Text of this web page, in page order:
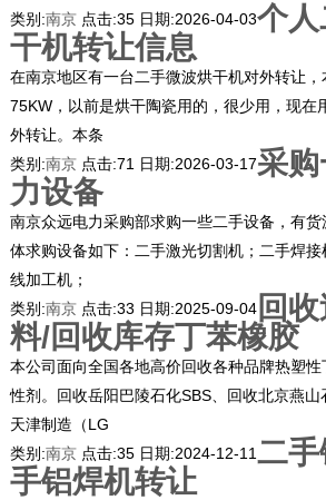
类别:南京 点击:35 日期:2026-04-03个
干机转让信息
在南京地区有一台二手微波烘干机对外转让
75KW，以前是烘干陶瓷用的，很少用，现在
外转让。本条
类别:南京 点击:71 日期:2026-03-17采
力设备
南京众远电力采购部求购一些二手设备，有
体求购设备如下：二手激光切割机；二手焊
线加工机；
类别:南京 点击:33 日期:2025-09-04 回
料/回收库存丁苯橡胶
本公司面向全国各地高价回收各种品牌热塑
性剂。回收岳阳巴陵石化SBS、回收北京燕
天津制造（LG
类别:南京 点击:35 日期:2024-12-11 二
手铝焊机转让